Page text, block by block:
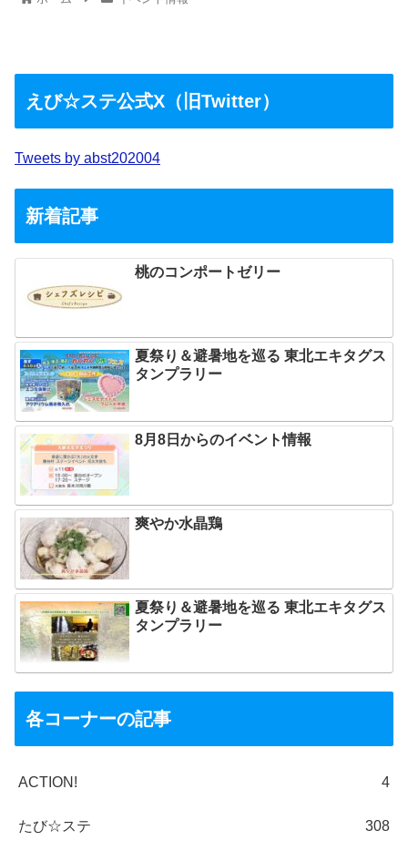
えび☆ステ公式X（旧Twitter）
Tweets by abst202004
新着記事
桃のコンポートゼリー
夏祭り＆避暑地を巡る 東北エキタグス
タンプラリー
8月8日からのイベント情報
爽やか水晶鶏
夏祭り＆避暑地を巡る 東北エキタグス
タンプラリー
各コーナーの記事
ACTION! 4
たび☆ステ 308